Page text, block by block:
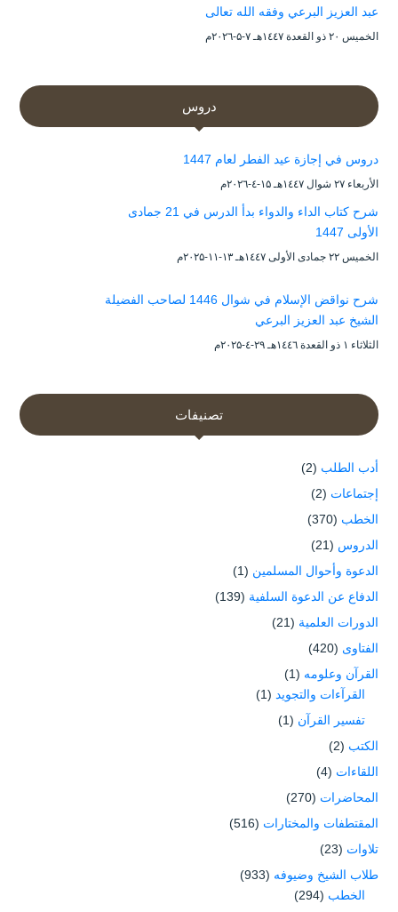
عبد العزيز البرعي وفقه الله تعالى
الخميس ۲۰ ذو القعدة ۱٤٤۷هـ ۷-۵-۲۰۲٦م
دروس
دروس في إجازة عيد الفطر لعام 1447
الأربعاء ۲۷ شوال ۱٤٤۷هـ ۱۵-٤-۲۰۲٦م
شرح كتاب الداء والدواء بدأ الدرس في 21 جمادى
الأولى 1447
الخميس ۲۲ جمادى الأولى ۱٤٤۷هـ ۱۳-۱۱-۲۰۲۵م
شرح نواقض الإسلام في شوال 1446 لصاحب الفضيلة
الشيخ عبد العزيز البرعي
الثلاثاء ۱ ذو القعدة ۱٤٤٦هـ ۲۹-٤-۲۰۲۵م
تصنيفات
أدب الطلب (2)
إجتماعات (2)
الخطب (370)
الدروس (21)
الدعوة وأحوال المسلمين (1)
الدفاع عن الدعوة السلفية (139)
الدورات العلمية (21)
الفتاوى (420)
القرآن وعلومه (1)
القرآءات والتجويد (1)
تفسير القرآن (1)
الكتب (2)
اللقاءات (4)
المحاضرات (270)
المقتطفات والمختارات (516)
تلاوات (23)
طلاب الشيخ وضيوفه (933)
الخطب (294)